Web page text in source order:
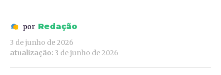
por Redação
3 de junho de 2026
atualização: 3 de junho de 2026